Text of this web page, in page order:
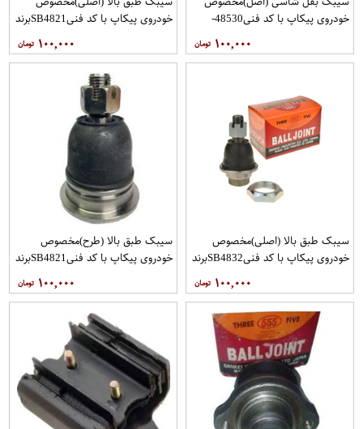
خودروی پیکاپ با کد فنی48530-
۱۰۰,۰۰۰
خودروی پیکاپ با کد فنیSB4821برند
۱۰۰,۰۰۰
سیبک طبق بالا (اصلی)مخصوص
خودروی پیکاپ با کد فنیSB4832برند
۱۰۰,۰۰۰
سیبک طبق بالا (طرح)مخصوص
خودروی پیکاپ با کد فنیSB4821برند
۱۰۰,۰۰۰